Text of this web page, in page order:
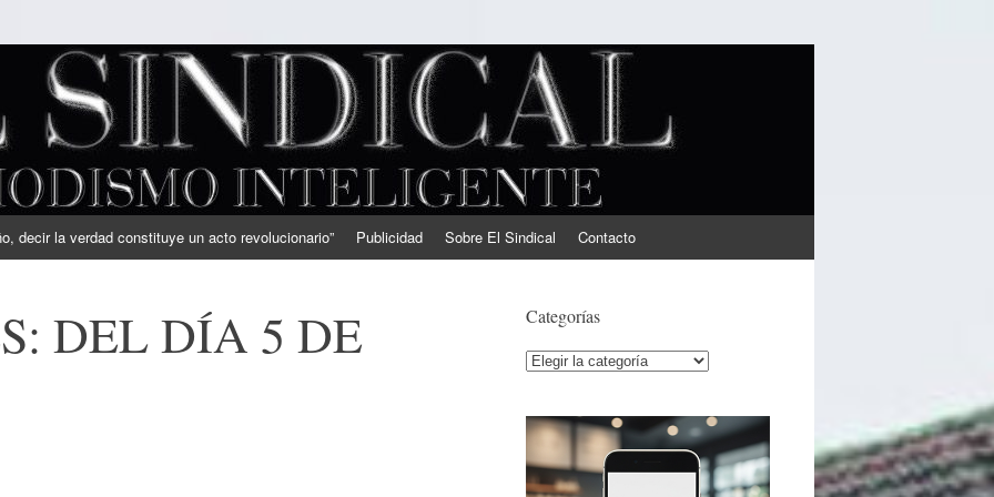
decir la verdad constituye un acto revolucionario” Publicidad Sobre El Sindical Contacto
DEL DÍA 5 DE
Categorías
Categorías